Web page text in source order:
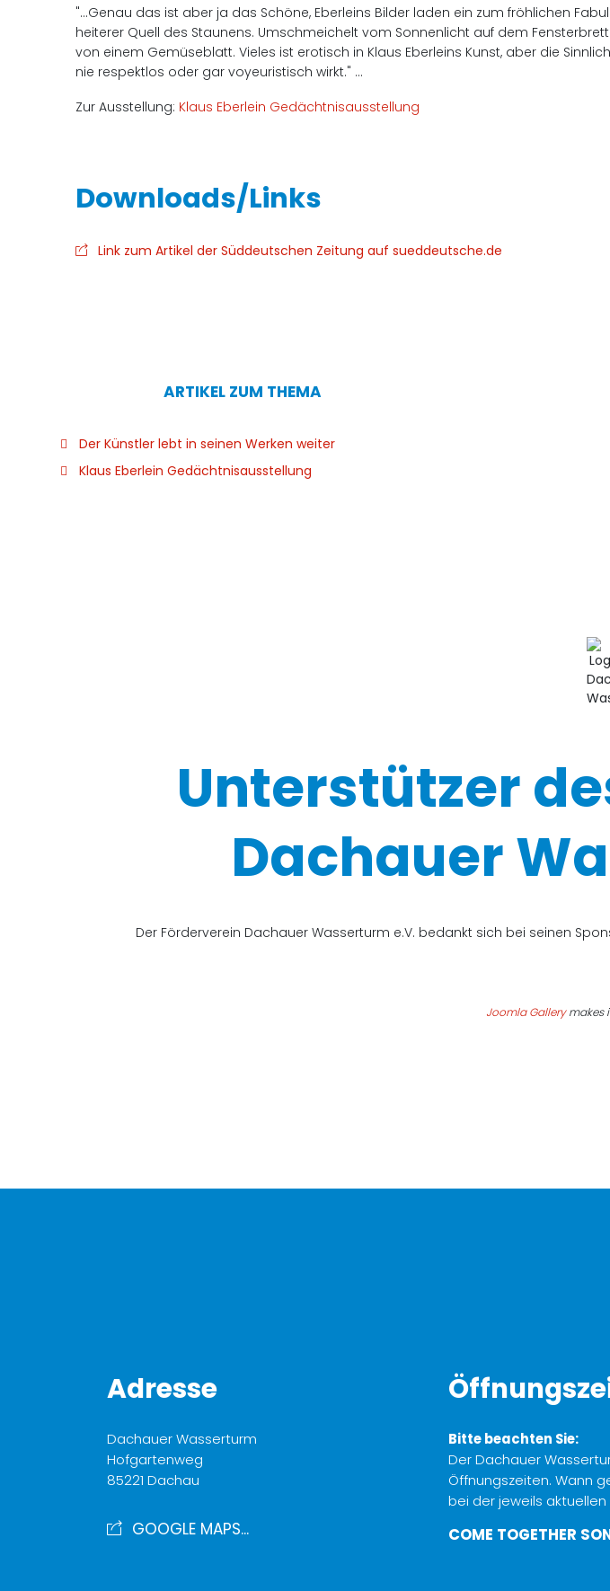
"...Genau das ist aber ja das Schöne, Eberleins Bilder laden ein zum fröhlichen
heiterer Quell des Staunens. Umschmeichelt vom Sonnenlicht auf dem
von einem Gemüseblatt. Vieles ist erotisch in Klaus Eberleins Kunst, aber die
nie respektlos oder gar voyeuristisch wirkt." ...
Zur Ausstellung: Klaus Eberlein Gedächtnisausstellung
Link zum Artikel der Süddeutschen Zeitung auf sueddeutsche.de
ARTIKEL ZUM THEMA
Der Künstler lebt in seinen Werken weiter
Klaus Eberlein Gedächtnisausstellung
Unterstützer
Dachauer
Der Förderverein Dachauer Wasserturm e.V. bedankt sich bei seinen
Joomla Gallerymakes
Adresse
Dachauer Wasserturm
Hofgartenweg
85221 Dachau
GOOGLE MAPS...
Bitte beachten Sie:
Der Dachauer
Öffnungszeiten. Wann
bei der jeweils aktuellen
COME TOGETHER